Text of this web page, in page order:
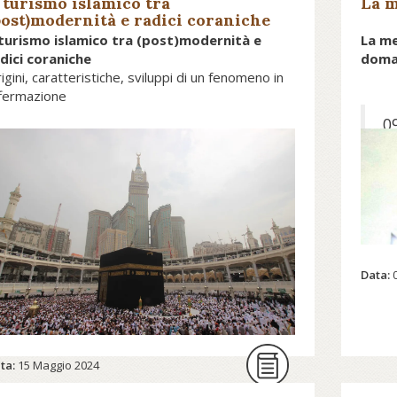
e radici coraniche
islamico tra (post)modernità e
coraniche
caratteristiche, sviluppi di un fenomeno in
Il rapporto tra la religione islamica e
ciò che chiamiamo “modernità” è
complesso e variegato ma non per
forza conflittuale. Schematicamente,
si possono individuare tre macro-
atteggiamenti: il rifiuto in toto (con
esempi estremi nel movimento
talebano); la volontà di
“modernizzare l’Islam” (con varie
sfumature più o meno radicali, dal
kemalismo all’islamismo liberale);
15 Maggio 2024
La
Data: